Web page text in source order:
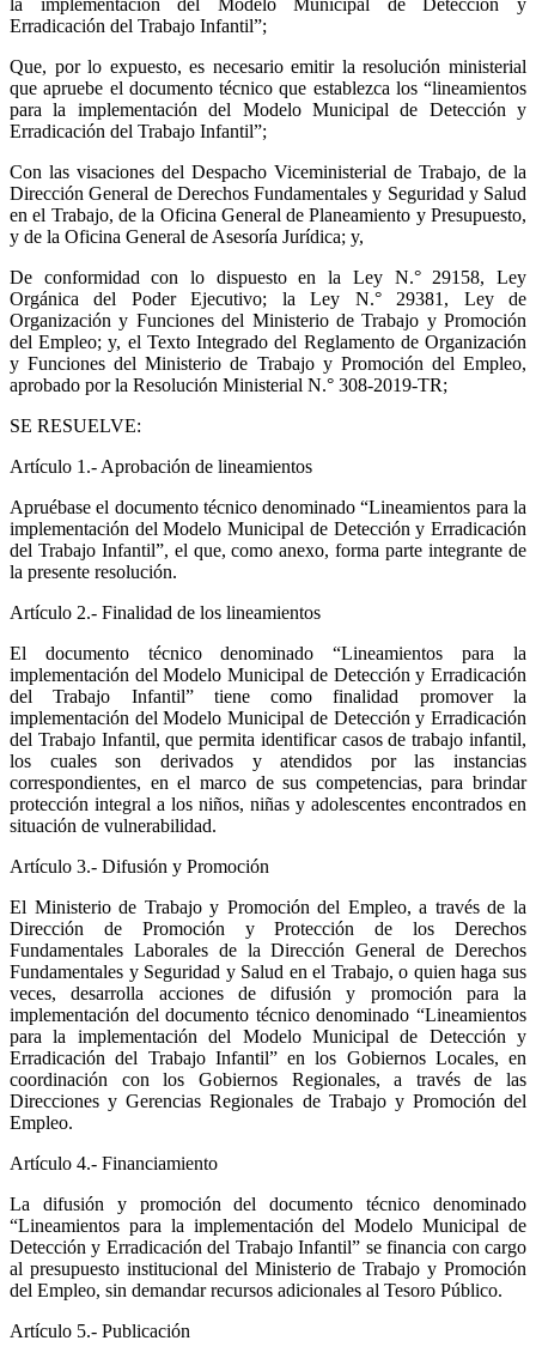
Erradicación del Trabajo Infantil”;
Que, por lo expuesto, es necesario emitir la resolución ministerial
que apruebe el documento técnico que establezca los “lineamientos
para la implementación del Modelo Municipal de Detección y
Erradicación del Trabajo Infantil”;
Con las visaciones del Despacho Viceministerial de Trabajo, de la
Dirección General de Derechos Fundamentales y Seguridad y Salud
en el Trabajo, de la Oficina General de Planeamiento y Presupuesto,
y de la Oficina General de Asesoría Jurídica; y,
De conformidad con lo dispuesto en la Ley N.° 29158, Ley
Orgánica del Poder Ejecutivo; la Ley N.° 29381, Ley de
Organización y Funciones del Ministerio de Trabajo y Promoción
del Empleo; y, el Texto Integrado del Reglamento de Organización
y Funciones del Ministerio de Trabajo y Promoción del Empleo,
aprobado por la Resolución Ministerial N.° 308-2019-TR;
SE RESUELVE:
Artículo 1.- Aprobación de lineamientos
Apruébase el documento técnico denominado “Lineamientos para la
implementación del Modelo Municipal de Detección y Erradicación
del Trabajo Infantil”, el que, como anexo, forma parte integrante de
la presente resolución.
Artículo 2.- Finalidad de los lineamientos
El documento técnico denominado “Lineamientos para la
implementación del Modelo Municipal de Detección y Erradicación
del Trabajo Infantil” tiene como finalidad promover la
implementación del Modelo Municipal de Detección y Erradicación
del Trabajo Infantil, que permita identificar casos de trabajo infantil,
los cuales son derivados y atendidos por las instancias
correspondientes, en el marco de sus competencias, para brindar
protección integral a los niños, niñas y adolescentes encontrados en
situación de vulnerabilidad.
Artículo 3.- Difusión y Promoción
El Ministerio de Trabajo y Promoción del Empleo, a través de la
Dirección de Promoción y Protección de los Derechos
Fundamentales Laborales de la Dirección General de Derechos
Fundamentales y Seguridad y Salud en el Trabajo, o quien haga sus
veces, desarrolla acciones de difusión y promoción para la
implementación del documento técnico denominado “Lineamientos
para la implementación del Modelo Municipal de Detección y
Erradicación del Trabajo Infantil” en los Gobiernos Locales, en
coordinación con los Gobiernos Regionales, a través de las
Direcciones y Gerencias Regionales de Trabajo y Promoción del
Empleo.
Artículo 4.- Financiamiento
La difusión y promoción del documento técnico denominado
“Lineamientos para la implementación del Modelo Municipal de
Detección y Erradicación del Trabajo Infantil” se financia con cargo
al presupuesto institucional del Ministerio de Trabajo y Promoción
del Empleo, sin demandar recursos adicionales al Tesoro Público.
Artículo 5.- Publicación